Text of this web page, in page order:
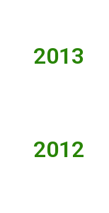
2013
2012